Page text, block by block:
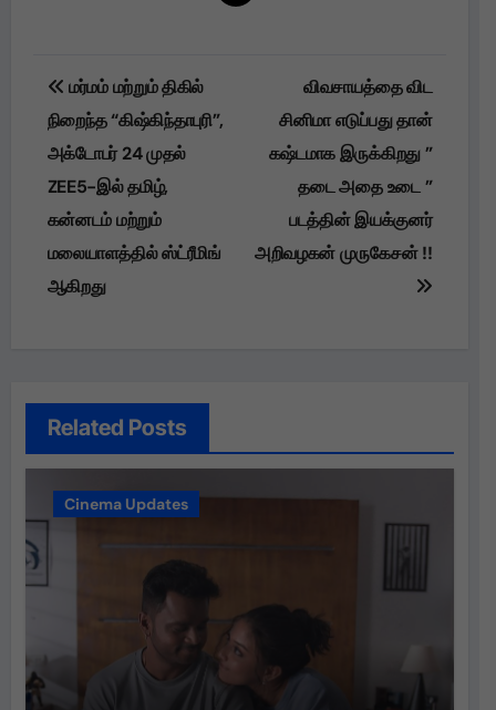
Post
navigation
மர்மம் மற்றும் திகில்
நிறைந்த “கிஷ்கிந்தாபுரி”,
அக்டோபர் 24 முதல்
ZEE5-இல் தமிழ்,
கன்னடம் மற்றும்
மலையாளத்தில் ஸ்ட்ரீமிங்
ஆகிறது
விவசாயத்தை விட
சினிமா எடுப்பது தான்
கஷ்டமாக இருக்கிறது ”
தடை அதை உடை ”
படத்தின் இயக்குனர்
அறிவழகன் முருகேசன் !!
Related Posts
Cinema Updates